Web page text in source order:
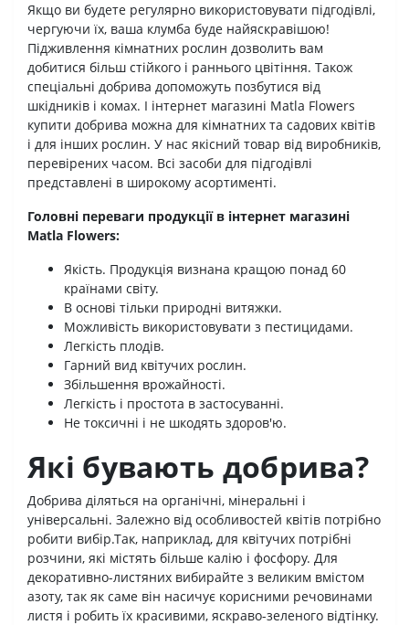
Якщо ви будете регулярно використовувати підгодівлі,
чергуючи їх, ваша клумба буде найяскравішою!
Підживлення кімнатних рослин дозволить вам
добитися більш стійкого і раннього цвітіння. Також
спеціальні добрива допоможуть позбутися від
шкідників і комах. І інтернет магазині Matla Flowers
купити добрива можна для кімнатних та садових квітів
і для інших рослин. У нас якісний товар від виробників,
перевірених часом. Всі засоби для підгодівлі
представлені в широкому асортименті.
Головні переваги продукції в інтернет магазині
Matla Flowers:
Якість. Продукція визнана кращою понад 60
країнами світу.
В основі тільки природні витяжки.
Можливість використовувати з пестицидами.
Легкість плодів.
Гарний вид квітучих рослин.
Збільшення врожайності.
Легкість і простота в застосуванні.
Не токсичні і не шкодять здоров'ю.
Які бувають добрива?
Добрива діляться на органічні, мінеральні і
універсальні. Залежно від особливостей квітів потрібно
робити вибір.Так, наприклад, для квітучих потрібні
розчини, які містять більше калію і фосфору. Для
декоративно-листяних вибирайте з великим вмістом
азоту, так як саме він насичує корисними речовинами
листя і робить їх красивими, яскраво-зеленого відтінку.